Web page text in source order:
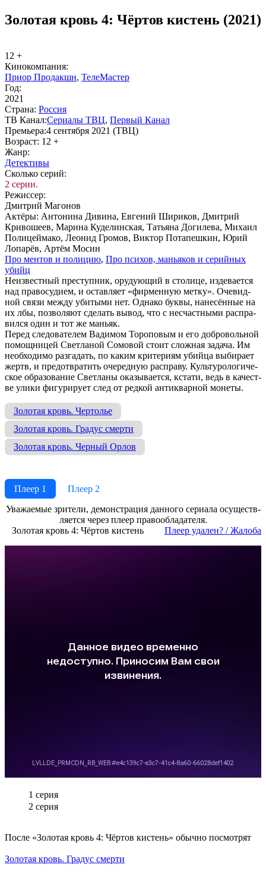
Золотая кровь 4: Чёртов кистень (2021)
12 +
Ки­но­ком­па­ния:
Приор Продакшн, ТелеМастер
Год:
2021
Стра­на: Рос­сия
ТВ Ка­нал:Сериалы ТВЦ, Пер­вый Ка­нал
Пре­мье­ра:4 сентября 2021 (ТВЦ)
Воз­раст: 12 +
Жанр:
Де­тек­ти­вы
Сколь­ко се­рий:
2 серии.
Ре­жис­сер:
Дмитрий Магонов
Ак­тё­ры: Антонина Дивина, Евгений Шириков, Дмитрий
Кривошеев, Марина Куделинская, Татьяна Догилева, Михаил
Полицеймако, Леонид Громов, Виктор Потапешкин, Юрий
Лопарёв, Артём Мосин
Про мен­тов и по­ли­цию, Про пси­хов, мань­я­ков и се­рий­ных
убийц
Не­из­вест­ный пре­ступ­ник, ору­дую­щий в сто­ли­це, из­де­ва­ет­ся
над пра­во­су­ди­ем, и ос­тав­ля­ет «фир­мен­ную мет­ку». Оче­вид­
ной свя­зи ме­ж­ду уби­ты­ми нет. Од­на­ко бу­к­вы, на­не­сён­ные на
их лбы, по­зво­ля­ют сде­лать вы­вод, что с не­сча­ст­ны­ми рас­пра­
вил­ся один и тот же мань­як.
Пе­ред сле­до­ва­те­лем Ва­ди­мом То­ро­по­вым и его доб­ро­воль­ной
по­мощ­ни­цей Свет­ла­ной Со­мо­вой сто­ит слож­ная за­да­ча. Им
не­об­хо­ди­мо раз­га­дать, по ка­ким кри­те­ри­ям убий­ца вы­би­ра­ет
жертв, и пре­дот­вра­тить оче­ред­ную рас­пра­ву. Куль­ту­ро­ло­ги­че­
ское об­ра­зо­ва­ние Свет­ла­ны ока­зы­ва­ет­ся, кста­ти, ведь в ка­че­ст­
ве ули­ки фи­гу­ри­ру­ет след от ред­кой ан­тик­вар­ной мо­не­ты.
Золотая кровь. Чертолье
Золотая кровь. Градус смерти
Золотая кровь. Черный Орлов
Плеер 1
Плеер 2
Ува­жае­мые зри­те­ли, де­мон­ст­ра­ция дан­но­го се­риа­ла осу­ще­ст­в­
ля­ет­ся че­рез пле­ер пра­во­об­ла­да­те­ля.
Золотая кровь 4: Чёртов кистень
Пле­ер уда­лен? / Жа­ло­ба
1 серия
2 серия
По­сле «Золотая кровь 4: Чёртов кистень» обыч­но по­смот­рят
Золотая кровь. Градус смерти